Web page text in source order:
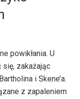
powikłania. U
zakażając
i Skene’a.
z zapaleniem